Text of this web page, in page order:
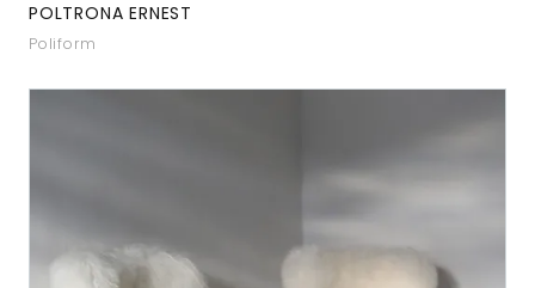
POLTRONA ERNEST
Poliform